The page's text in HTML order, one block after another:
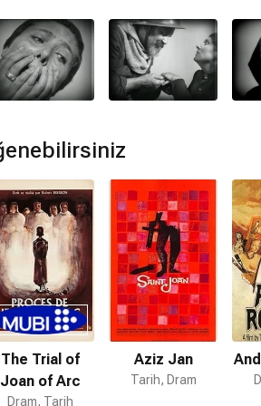
filmi müzikleri
tarafından hazırlanmıştır.
devam filmi var mı?
Tutkusu için devam filmi
The Trial of
Joan of Arc
Dram, Tarih
Aziz Jan
Tarih, Dram